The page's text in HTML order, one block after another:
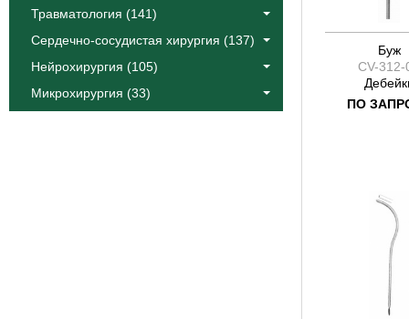
Травматология (141)
Сердечно-сосудистая хирургия (137)
Нейрохирургия (105)
Микрохирургия (33)
Буж
CV-312-
ПО